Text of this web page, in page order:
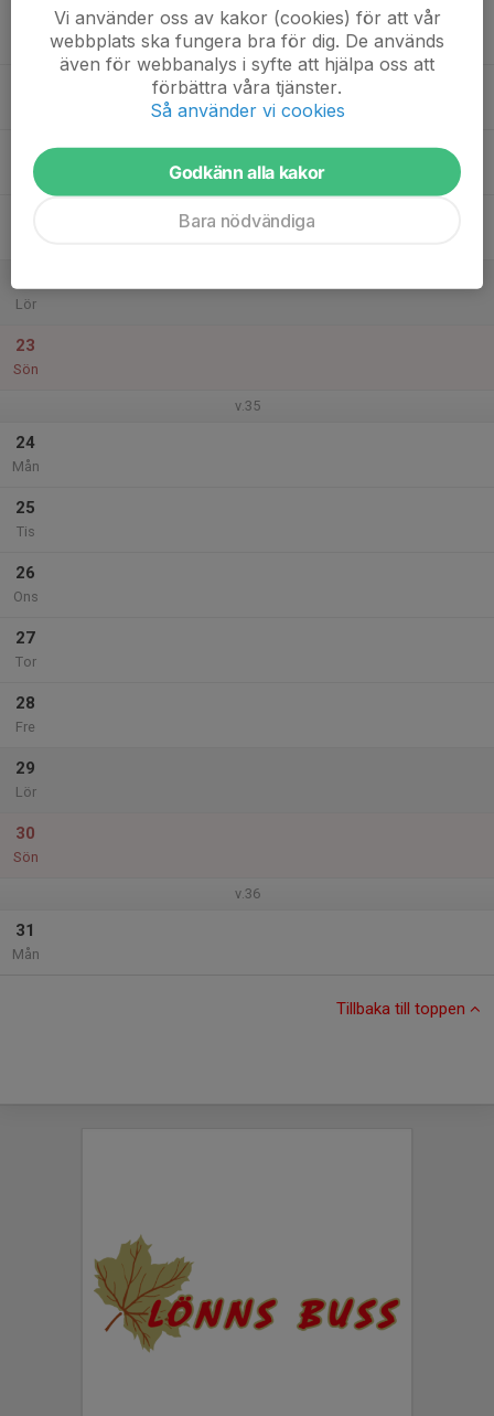
Tor
Lör
23
Sön
v.35
24
Mån
25
Tis
26
Ons
27
Tor
28
Fre
29
Lör
30
Sön
v.36
31
Mån
Tillbaka till toppen
Vi använder oss av kakor (cookies) för att vår
webbplats ska fungera bra för dig. De används
även för webbanalys i syfte att hjälpa oss att
förbättra våra tjänster.
Så använder vi cookies
Godkänn alla kakor
Bara nödvändiga